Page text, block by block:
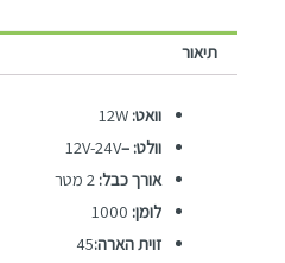
תיאור
וואט: 12W
וולט: –12V-24V
אורך כבל: 2 מטר
לומן: 1000
זוית הארה:45